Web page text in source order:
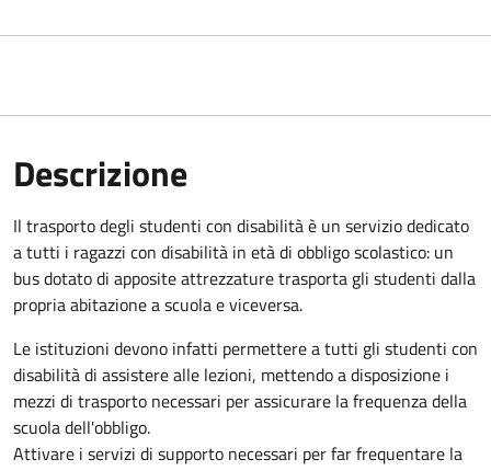
Descrizione
Il trasporto degli studenti con disabilità è un servizio dedicato
a tutti i ragazzi con disabilità in età di obbligo scolastico: un
bus dotato di apposite attrezzature trasporta gli studenti dalla
propria abitazione a scuola e viceversa.
Le istituzioni devono infatti permettere a tutti gli studenti con
disabilità di assistere alle lezioni, mettendo a disposizione i
mezzi di trasporto necessari per assicurare la frequenza della
scuola dell'obbligo.
Attivare i servizi di supporto necessari per far frequentare la